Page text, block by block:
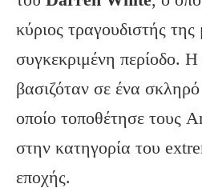
κύριος τραγουδιστής
συγκεκριμένη περίοδο. Η
βασιζόταν σε ένα
οποίο τοποθέτησε τους
στην κατηγορία του
εποχής.